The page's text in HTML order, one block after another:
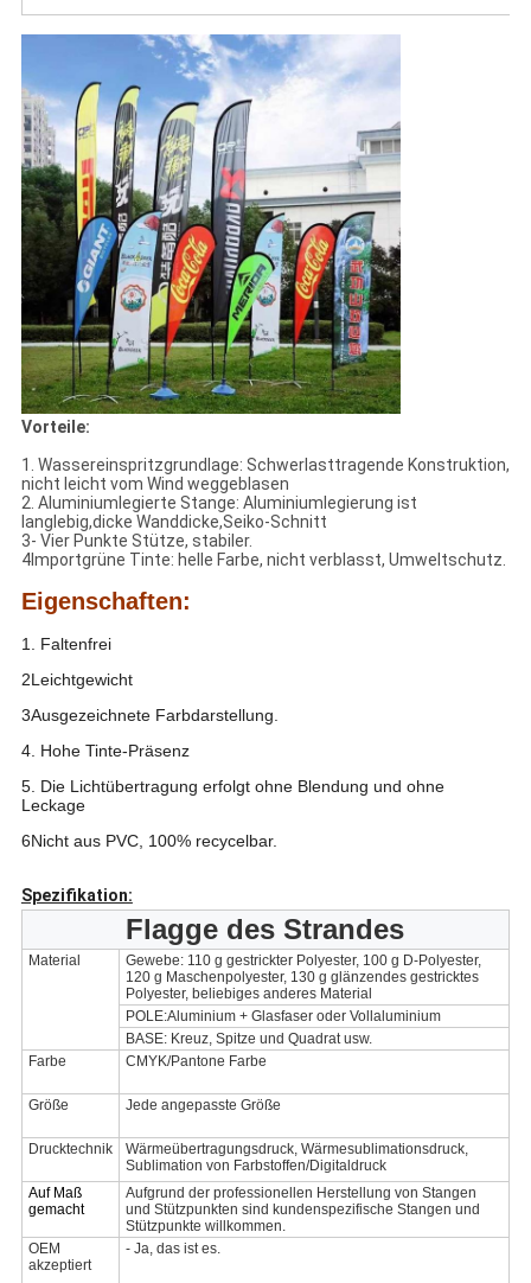
Vorteile:
1. Wassereinspritzgrundlage: Schwerlasttragende Konstruktion,
nicht leicht vom Wind weggeblasen
2. Aluminiumlegierte Stange: Aluminiumlegierung ist
langlebig,dicke Wanddicke,Seiko-Schnitt
3- Vier Punkte Stütze, stabiler.
4Importgrüne Tinte: helle Farbe, nicht verblasst, Umweltschutz.
Eigenschaften:
1. Faltenfrei
2Leichtgewicht
3Ausgezeichnete Farbdarstellung.
4. Hohe Tinte-Präsenz
5. Die Lichtübertragung erfolgt ohne Blendung und ohne
Leckage
6Nicht aus PVC, 100% recycelbar.
Spezifikation:
Flagge des Strandes
Material
Gewebe: 110 g gestrickter Polyester, 100 g D-Polyester,
120 g Maschenpolyester, 130 g glänzendes gestricktes
Polyester, beliebiges anderes Material
POLE:Aluminium + Glasfaser oder Vollaluminium
BASE: Kreuz, Spitze und Quadrat usw.
Farbe
CMYK/Pantone Farbe
Größe Jede angepasste Größe
Drucktechnik
Wärmeübertragungsdruck, Wärmesublimationsdruck,
Sublimation von Farbstoffen/Digitaldruck
Auf Maß
gemacht
Aufgrund der professionellen Herstellung von Stangen
und Stützpunkten sind kundenspezifische Stangen und
Stützpunkte willkommen.
OEM
akzeptiert
- Ja, das ist es.